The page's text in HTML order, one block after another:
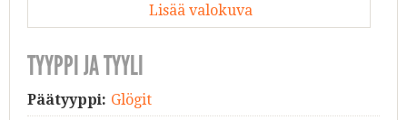
Lisää valokuva
TYYPPI JA TYYLI
Päätyyppi: Glögit